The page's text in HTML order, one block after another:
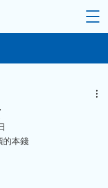
的本錢